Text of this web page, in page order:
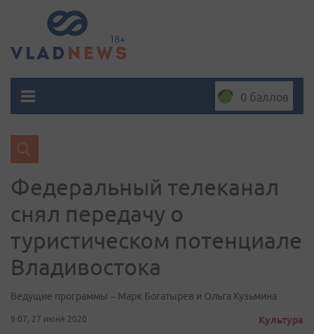
0 баллов
Федеральный телеканал
снял передачу о
туристическом потенциале
Владивостока
Ведущие программы – Марк Богатырев и Ольга Кузьмина
9:07, 27 июня 2020 Культура